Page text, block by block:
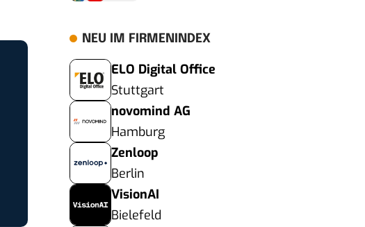
NEU IM FIRMENINDEX
ELO Digital Office
Stuttgart
novomind AG
Hamburg
Zenloop
Berlin
VisionAI
Bielefeld